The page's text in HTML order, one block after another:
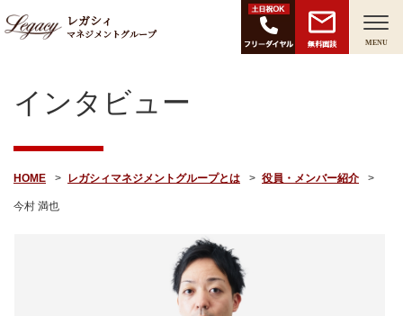
レガシィ
マネジメントグループ
無料面談 MENU
インタビュー
HOME レガシィマネジメントグループとは 役員・メンバー紹介
今村 満也